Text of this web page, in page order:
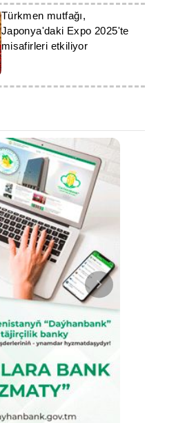
Türkmen mutfağı,
Japonya'daki Expo 2025'te
misafirleri etkiliyor